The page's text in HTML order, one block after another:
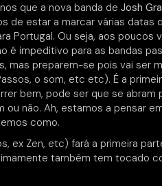
que a nova banda de Josh
de estar a marcar várias datas
Portugal. Ou seja, aos
é impeditivo para as bandas
mas preparem-se pois vai ser
o som, etc etc). É a
bem, pode ser que se abram
ou não. Ah, estamos a pensar
como.
ex Zen, etc) fará a primeira
também tem tocado